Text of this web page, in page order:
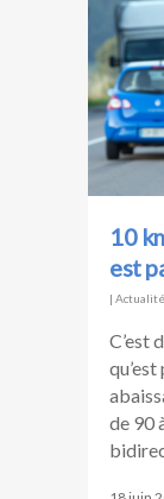
10
est
|
C’est
de 90